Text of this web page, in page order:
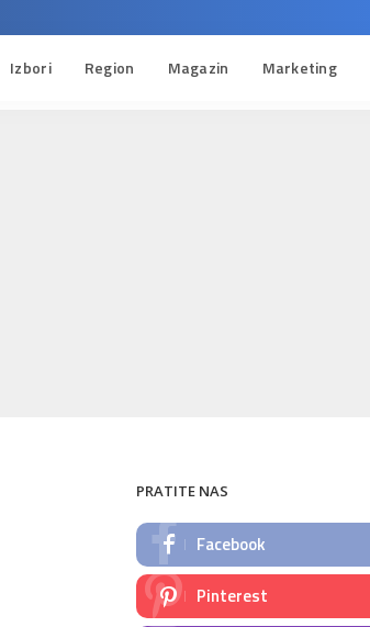
Izbori Region Magazin Marketing
PRATITE NAS
Facebook
Pinterest